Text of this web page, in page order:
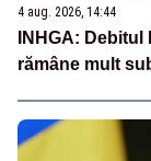
4 aug. 2026, 14:44
INHGA:
rămâne mult